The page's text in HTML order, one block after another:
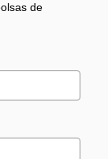
de